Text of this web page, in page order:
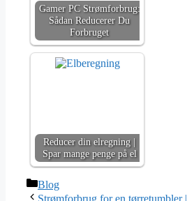
Gamer PC Strømforbrug:
Sådan Reducerer Du
Forbruget
Reducer din elregning |
Spar mange penge på el
Kategorier
Blog
Strømforbrug for en tørretumbler |